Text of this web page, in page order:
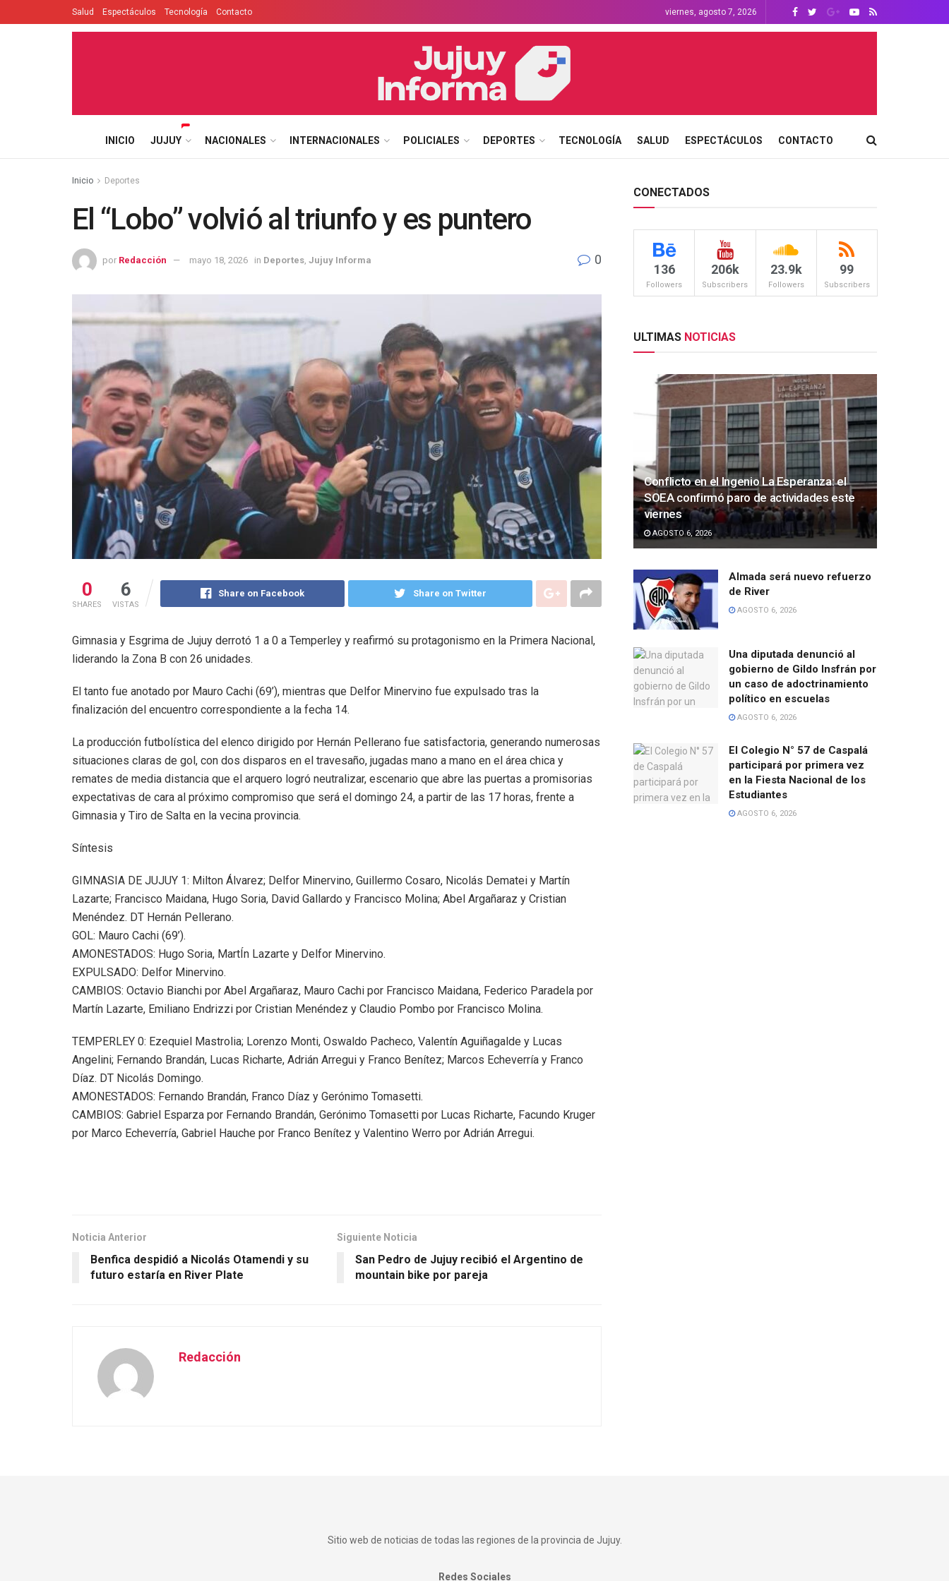
Salud Espectáculos Tecnología Contacto viernes, agosto 7, 2026
INICIO JUJUY NACIONALES INTERNACIONALES POLICIALES DEPORTES TECNOLOGÍA SALUD ESPECTÁCULOS CONTACTO
Inicio Deportes
El “Lobo” volvió al triunfo y es puntero
por Redacción mayo 18, 2026 in Deportes Jujuy Informa 0
0
SHARES
6
VISTAS
Share on Facebook Share on Twitter
Gimnasia y Esgrima de Jujuy derrotó 1 a 0 a Temperley y reafirmó su protagonismo en la Primera Nacional,
liderando la Zona B con 26 unidades.
El tanto fue anotado por Mauro Cachi (69’), mientras que Delfor Minervino fue expulsado tras la
finalización del encuentro correspondiente a la fecha 14.
La producción futbolística del elenco dirigido por Hernán Pellerano fue satisfactoria, generando numerosas
situaciones claras de gol, con dos disparos en el travesaño, jugadas mano a mano en el área chica y
remates de media distancia que el arquero logró neutralizar, escenario que abre las puertas a promisorias
expectativas de cara al próximo compromiso que será el domingo 24, a partir de las 17 horas, frente a
Gimnasia y Tiro de Salta en la vecina provincia.
Síntesis
GIMNASIA DE JUJUY 1: Milton Álvarez; Delfor Minervino, Guillermo Cosaro, Nicolás Dematei y Martín
Lazarte; Francisco Maidana, Hugo Soria, David Gallardo y Francisco Molina; Abel Argañaraz y Cristian
Menéndez. DT Hernán Pellerano.
GOL: Mauro Cachi (69’).
AMONESTADOS: Hugo Soria, MartÍn Lazarte y Delfor Minervino.
EXPULSADO: Delfor Minervino.
CAMBIOS: Octavio Bianchi por Abel Argañaraz, Mauro Cachi por Francisco Maidana, Federico Paradela por
Martín Lazarte, Emiliano Endrizzi por Cristian Menéndez y Claudio Pombo por Francisco Molina.
TEMPERLEY 0: Ezequiel Mastrolia; Lorenzo Monti, Oswaldo Pacheco, Valentín Aguiñagalde y Lucas
Angelini; Fernando Brandán, Lucas Richarte, Adrián Arregui y Franco Benítez; Marcos Echeverría y Franco
Díaz. DT Nicolás Domingo.
AMONESTADOS: Fernando Brandán, Franco Díaz y Gerónimo Tomasetti.
CAMBIOS: Gabriel Esparza por Fernando Brandán, Gerónimo Tomasetti por Lucas Richarte, Facundo Kruger
por Marco Echeverría, Gabriel Hauche por Franco Benítez y Valentino Werro por Adrián Arregui.
Noticia Anterior
Benfica despidió a Nicolás Otamendi y su
futuro estaría en River Plate
Siguiente Noticia
San Pedro de Jujuy recibió el Argentino de
mountain bike por pareja
Redacción
CONECTADOS
136
Followers
206k
Subscribers
23.9k
Followers
99
Subscribers
ULTIMAS NOTICIAS
Conflicto en el Ingenio La Esperanza: el
SOEA confirmó paro de actividades este
viernes
AGOSTO 6, 2026
Almada será nuevo refuerzo
de River
AGOSTO 6, 2026
Una diputada denunció al
gobierno de Gildo Insfrán por
un caso de adoctrinamiento
político en escuelas
AGOSTO 6, 2026
El Colegio N° 57 de Caspalá
participará por primera vez
en la Fiesta Nacional de los
Estudiantes
AGOSTO 6, 2026
Sitio web de noticias de todas las regiones de la provincia de Jujuy.
Redes Sociales